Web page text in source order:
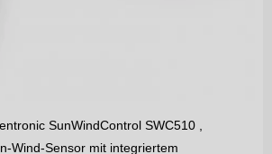
SunWindControl SWC510 ,
Wind-Sensor mit integriertem